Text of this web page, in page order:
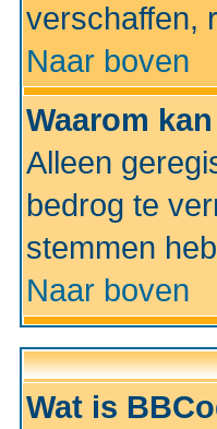
verschaffen,
Naar boven
Waarom
Alleen
bedrog te
stemmen
Naar boven
Wat is